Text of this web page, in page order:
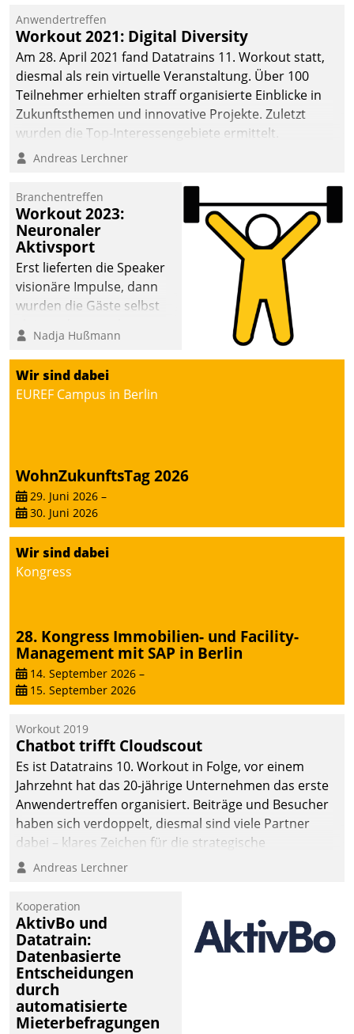
Cloud-Strategien und -
Lösungen mit hohem
Zukunftspotenzial.
Anwendertreffen
Workout 2021: Digital Diversity
Am 28. April 2021 fand Datatrains 11. Workout statt,
diesmal als rein virtuelle Veranstaltung. Über 100
Teilnehmer erhielten straff organisierte Einblicke in
Zukunftsthemen und innovative Projekte. Zuletzt
wurden die Top-Interessengebiete ermittelt.
Andreas Lerchner
Branchentreffen
Workout 2023:
Neuronaler
Aktivsport
Erst lieferten die Speaker
visionäre Impulse, dann
wurden die Gäste selbst
methodisch
Vernetzungsideen fürs
Quartier. Dazwischen
zeigte Datatrain, was es
Nadja Hußmann
Wir sind dabei
EUREF Campus in Berlin
WohnZukunftsTag 2026
29. Juni 2026 –
30. Juni 2026
Wir sind dabei
Kongress
28. Kongress Immobilien- und Facility-
Management mit SAP in Berlin
14. September 2026 –
15. September 2026
Workout 2019
Chatbot trifft Cloudscout
Es ist Datatrains 10. Workout in Folge, vor einem
Jahrzehnt hat das 20-jährige Unternehmen das erste
Anwendertreffen organisiert. Beiträge und Besucher
haben sich verdoppelt, diesmal sind viele Partner
dabei – klares Zeichen für die strategische
Fokussierung auf den Kunden.
Andreas Lerchner
Kooperation
AktivBo und
Datatrain:
Datenbasierte
Entscheidungen
durch
automatisierte
Mieterbefragungen